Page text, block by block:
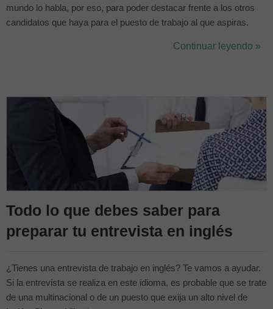
mundo lo habla, por eso, para poder destacar frente a los otros
candidatos que haya para el puesto de trabajo al que aspiras.
francés. Descubre las plataformas de aprendizaje personalizado
Continuar leyendo »
Todo lo que debes saber para
preparar tu entrevista en inglés
¿Tienes una entrevista de trabajo en inglés? Te vamos a ayudar.
Si la entrevista se realiza en este idioma, es probable que se trate
de una multinacional o de un puesto que exija un alto nivel de